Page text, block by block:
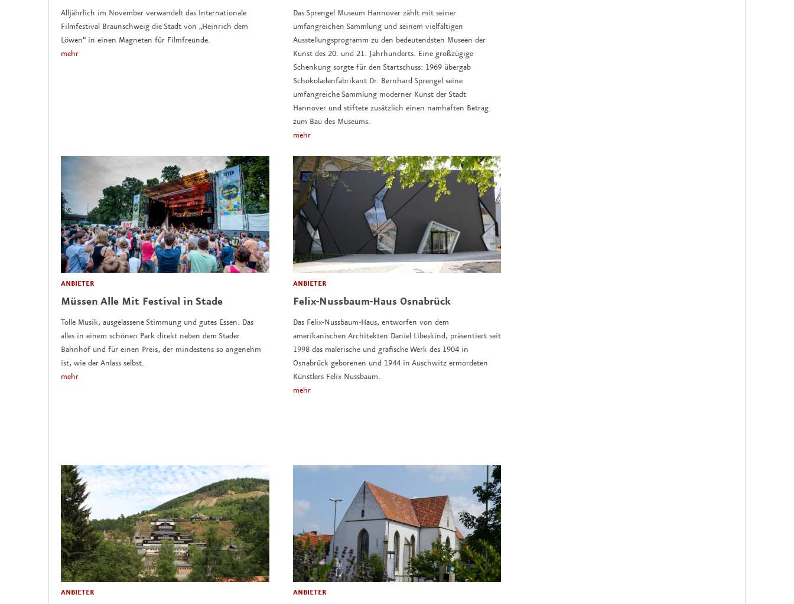
Alljährlich im November verwandelt das Internationale
Filmfestival Braunschweig die Stadt von „Heinrich dem
Löwen“ in einen Magneten für Filmfreunde.
mehr
Das Sprengel Museum Hannover zählt mit seiner
umfangreichen Sammlung und seinem vielfältigen
Ausstellungsprogramm zu den bedeutendsten Museen der
Kunst des 20. und 21. Jahrhunderts. Eine großzügige
Schenkung sorgte für den Startschuss: 1969 übergab
Schokoladenfabrikant Dr. Bernhard Sprengel seine
umfangreiche Sammlung moderner Kunst der Stadt
Hannover und stiftete zusätzlich einen namhaften Betrag
zum Bau des Museums.
mehr
ANBIETER
Müssen Alle Mit Festival in Stade
Tolle Musik, ausgelassene Stimmung und gutes Essen. Das
alles in einem schönen Park direkt neben dem Stader
Bahnhof und für einen Preis, der mindestens so angenehm
ist, wie der Anlass selbst.
mehr
ANBIETER
Felix-Nussbaum-Haus Osnabrück
Das Felix-Nussbaum-Haus, entworfen von dem
amerikanischen Architekten Daniel Libeskind, präsentiert seit
1998 das malerische und grafische Werk des 1904 in
Osnabrück geborenen und 1944 in Auschwitz ermordeten
Künstlers Felix Nussbaum.
mehr
ANBIETER ANBIETER